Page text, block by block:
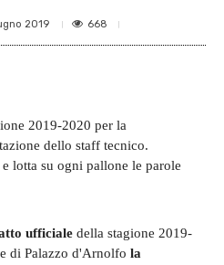
2019 668
2019-2020 per la
dello staff tecnico.
lotta su ogni pallone le parole
ufficiale della stagione 2019-
di Palazzo d'Arnolfo la